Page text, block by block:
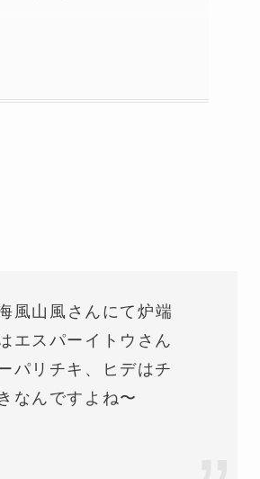
風山風さんにて炉端
エスパーイトウさん
パリチキ、ヒデはチ
なんですよね〜